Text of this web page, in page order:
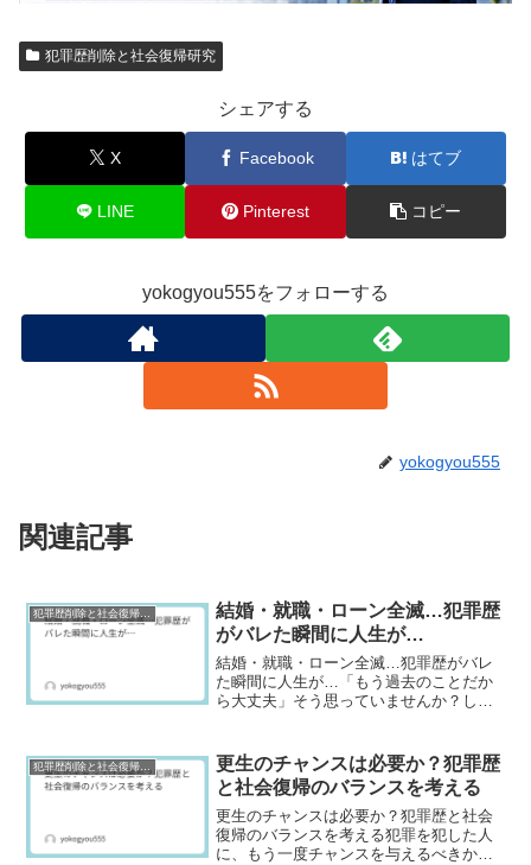
犯罪歴削除と社会復帰研究
シェアする
X Facebook はてブ
LINE Pinterest コピー
yokogyou555をフォローする
yokogyou555
関連記事
結婚・就職・ローン全滅…犯罪歴
がバレた瞬間に人生が…
結婚・就職・ローン全滅…犯罪歴がバレ
た瞬間に人生が…「もう過去のことだか
ら大丈夫」そう思っていませんか？しか
突然“爆発”します。しかもそれは、最も大
切なタイミングで起こ...
更生のチャンスは必要か？犯罪歴
と社会復帰のバランスを考える
更生のチャンスは必要か？犯罪歴と社会
復帰のバランスを考える犯罪を犯した人
に、もう一度チャンスを与えるべきか。